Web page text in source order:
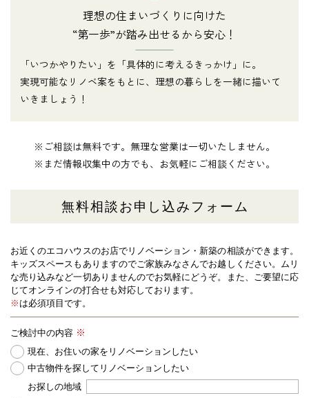
理想の住まいづくりに向けた
“第一歩”が踏み出せるから安心！
「いつかやりたい」を「具体的に考えるきっかけ」に。
実現可能なリノベ案をもとに、理想の暮らしを一緒に描いて
いきましょう！
※ご相談は無料です。無理な営業は一切いたしません。
※まだ情報収集中の方でも、お気軽にご相談ください。
無料相談お申し込みフォーム
お近くのエコハウスのお店でリノベーション・新築の相談ができます。
キッズスペースもありますのでご家族みなさんでお越しください。 ムリ
な売り込みなど一切ありませんのでお気軽にどうぞ。また、ご要望に応
じてオンラインの打合せも対応しております。
※ は必須項目です。
ご検討中の内容
現在、お住いの家をリノベーションしたい
中古物件を探してリノベーションしたい
お探しの地域